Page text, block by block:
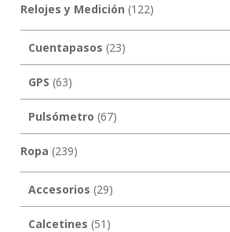
Relojes y Medición (122)
Cuentapasos (23)
GPS (63)
Pulsómetro (67)
Ropa (239)
Accesorios (29)
Calcetines (51)